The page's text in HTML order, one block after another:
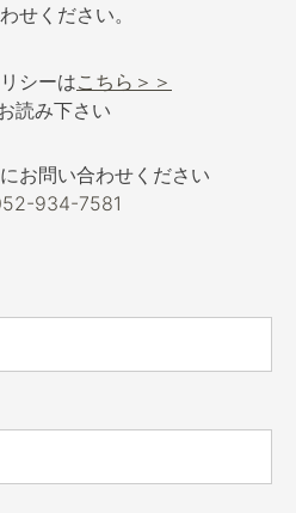
せください。
シーはこちら＞＞
読み下さい
お問い合わせください
934-7581